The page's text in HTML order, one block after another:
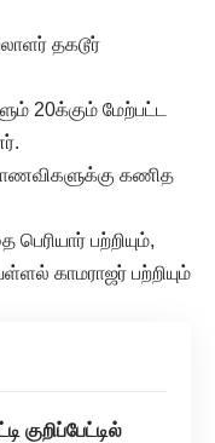
தகடூர்
20க்கும் மேற்பட்ட
கணித
பற்றியும்,
காமராஜர் பற்றியும்
குறிப்பேட்டில்